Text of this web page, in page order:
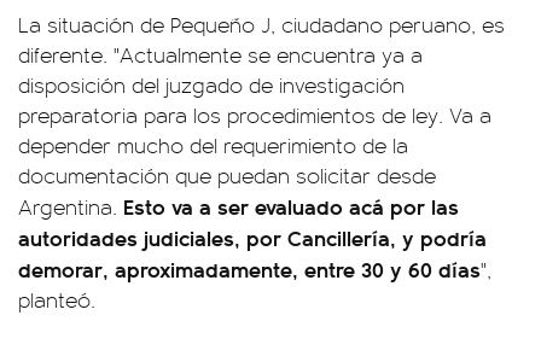
La situación de Pequeño J, ciudadano peruano, es
diferente. "Actualmente se encuentra ya a
disposición del juzgado de investigación
preparatoria para los procedimientos de ley. Va a
depender mucho del requerimiento de la
documentación que puedan solicitar desde
Argentina. Esto va a ser evaluado acá por las
autoridades judiciales, por Cancillería, y podría
demorar, aproximadamente, entre 30 y 60 días",
planteó.